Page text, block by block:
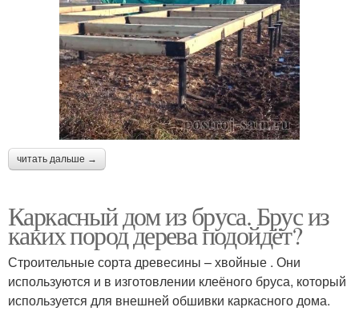
читать дальше →
Каркасный дом из бруса. Брус из
каких пород дерева подойдёт?
Строительные сорта древесины – хвойные . Они
используются и в изготовлении клеёного бруса, который
используется для внешней обшивки каркасного дома.